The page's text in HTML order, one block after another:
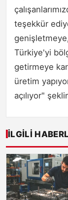
teşekkür
genişletmeye,
Türkiye'yi
getirmeye
üretim
açılıyor"
İLGILI